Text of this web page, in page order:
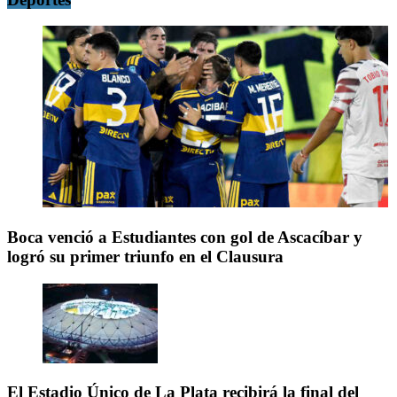
Boca venció a Estudiantes con gol de Ascacíbar y
logró su primer triunfo en el Clausura
El Estadio Único de La Plata recibirá la final del